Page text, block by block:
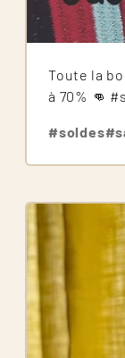
Toute la
à 70% 👊
#soldes